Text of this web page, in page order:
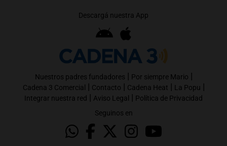
Descargá nuestra App
Nuestros padres fundadores | Por siempre Mario |
Cadena 3 Comercial | Contacto | Cadena Heat | La Popu |
Integrar nuestra red | Aviso Legal | Política de Privacidad
Seguinos en